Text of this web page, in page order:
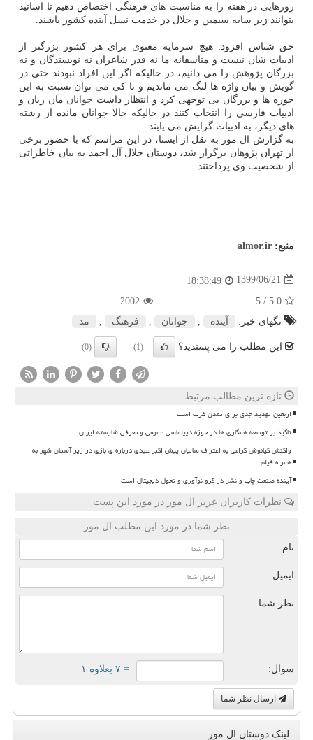
روزهایی در هفته را به مناسبت های فرهنگی اختصاص دهیم تا اساتید
بتوانند زیر سایه سیمین و جلال در خدمت نسل آینده کشور باشند.
حق شناس افزود: هیچ سرمایه معنوی برای هر کشور بزرگتر از
ادبیات شان نیست و متاسفانه ما نه قدر شاعران نه نویسندگان و نه
بزرگان پژوهش را می دانیم، در حالیکه اگر این افراد نبودند حتی در
گویش و بیان واژه ها لنگ می ماندیم و تا کی می توان نسبت به این
حوزه ها و بزرگان بی توجهی کرد و انتظار داشت جوانان مان زبان و
ادبیات فارسی را انتخاب کنند در حالیکه حالا جوانان مانده از رشته
های دیگر، به ادبیات گرایش می یابند.
به گزارش ال مور به نقل از ایسنا، در این مراسم که با حضور برخی
از تهران پژوهان برگزار شد، دوستان جلال آل احمد به بیان خاطراتی
از شخصیت وی پرداختند.
منبع: almor.ir
1399/06/21
18:38:49
5.0
/ 5
2002
تگهای خبر:
آینده جوانان فرهنگ مد
این مطلب را می پسندید؟ (1)
(0)
تازه ترین مطالب مرتبط
اربعین تهدید جدی برای تمدن غرب است
تاکید بر توسعه همکاری ها در حوزه دیپلماسی عمومی و معرفی شایسته ایران
واکنش کیانوش گرامی به اعتراف سالیان پیش اکبر عبدی درباره ی بازی در زیر آسمان شهر به
همراه فیلم
آینده صنعت چاپ و نشر در گرو نوآوری و تحول دیجیتال است
نظرات کاربران عزیز ال مور در مورد این پست
نظر شما در مورد این مطلب ال مور
نام:
ایمیل:
نظر شما:
سوال: = ۷ بعلاوه ۱
ارسال نظر شما
لینک دوستان ال مور